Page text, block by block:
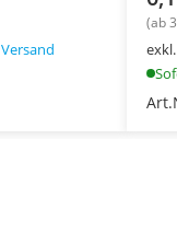
Versand
(ab